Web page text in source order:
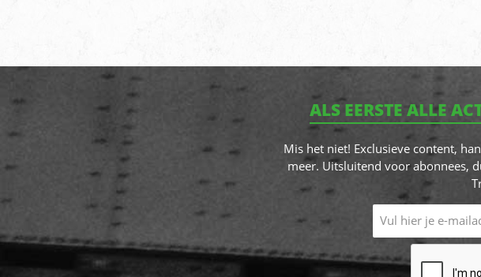
ALS EERSTE ALLE
Mis het niet! Exclusieve content,
meer. Uitsluitend voor abonnees,